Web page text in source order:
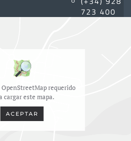
723 400
requerido
cargar este mapa.
ACEPTAR